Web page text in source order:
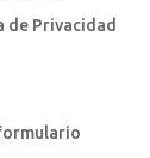
de Privacidad